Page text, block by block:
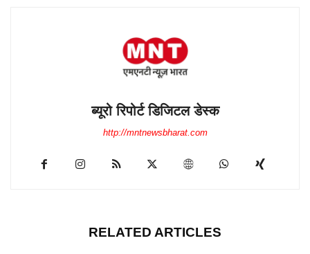
ब्यूरो रिपोर्ट डिजिटल डेस्क
http://mntnewsbharat.com
RELATED ARTICLES